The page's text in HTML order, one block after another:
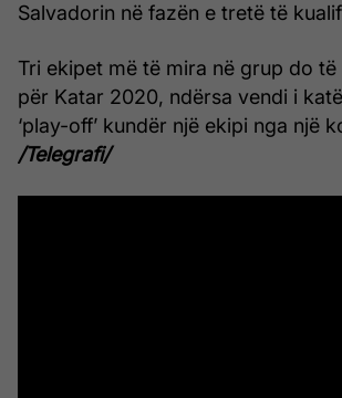
Salvadorin në fazën e tretë të
Tri ekipet më të mira në grup do të
për Katar 2020, ndërsa vendi i
‘play-off’ kundër një ekipi nga një
/Telegrafi/